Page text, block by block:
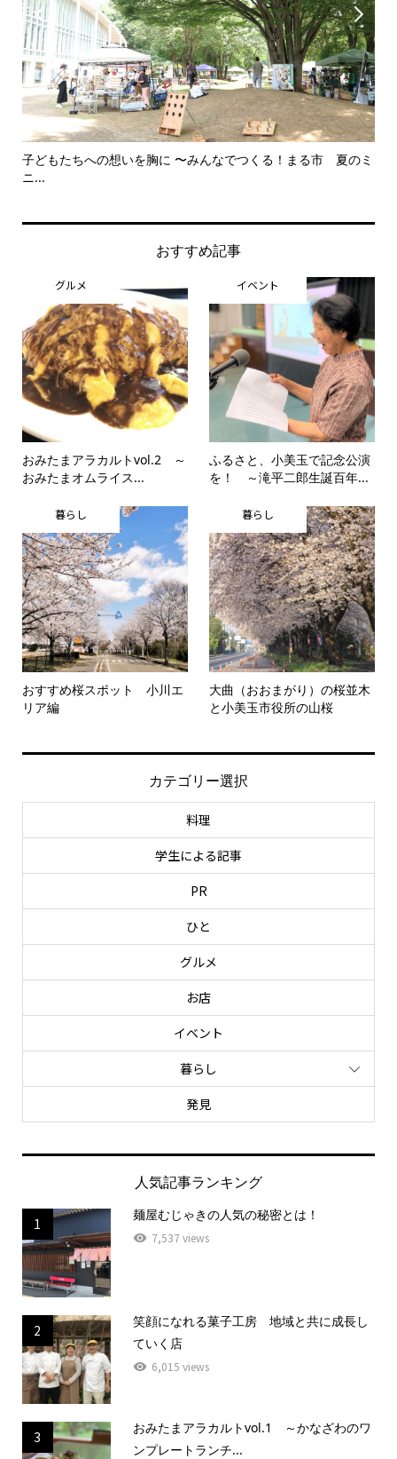

子どもたちへの想いを胸に 〜みんなでつくる！まる市 夏のミ
ニ...

おすすめ記事
グルメ
おみたまアラカルトvol.2 ～
おみたまオムライス...
イベント
ふるさと、小美玉で記念公演
を！ ～滝平二郎生誕百年...
暮らし
おすすめ桜スポット 小川エ
リア編
暮らし
大曲（おおまがり）の桜並木
と小美玉市役所の山桜
カテゴリー選択
料理
学生による記事
PR
ひと
グルメ
お店
イベント
暮らし
発見
人気記事ランキング
1
麺屋むじゃきの人気の秘密とは！
7,537 views
2
笑顔になれる菓子工房 地域と共に成長し
ていく店
6,015 views
3
おみたまアラカルトvol.1 ～かなざわのワ
ンプレートランチ...